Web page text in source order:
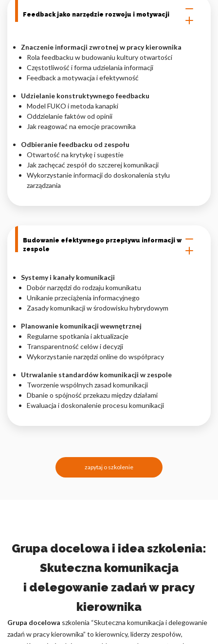
Feedback jako narzędzie rozwoju i motywacji
Znaczenie informacji zwrotnej w pracy kierownika
Rola feedbacku w budowaniu kultury otwartości
Częstotliwość i forma udzielania informacji
Feedback a motywacja i efektywność
Udzielanie konstruktywnego feedbacku
Model FUKO i metoda kanapki
Oddzielanie faktów od opinii
Jak reagować na emocje pracownika
Odbieranie feedbacku od zespołu
Otwartość na krytykę i sugestie
Jak zachęcać zespół do szczerej komunikacji
Wykorzystanie informacji do doskonalenia stylu
zarządzania
Budowanie efektywnego przepływu informacji w
zespole
Systemy i kanały komunikacji
Dobór narzędzi do rodzaju komunikatu
Unikanie przeciążenia informacyjnego
Zasady komunikacji w środowisku hybrydowym
Planowanie komunikacji wewnętrznej
Regularne spotkania i aktualizacje
Transparentność celów i decyzji
Wykorzystanie narzędzi online do współpracy
Utrwalanie standardów komunikacji w zespole
Tworzenie wspólnych zasad komunikacji
Dbanie o spójność przekazu między działami
Ewaluacja i doskonalenie procesu komunikacji
zapytaj o szkolenie
Grupa docelowa i idea szkolenia:
Skuteczna komunikacja
i delegowanie zadań w pracy
kierownika
Grupa docelowa szkolenia “Skuteczna komunikacja i delegowanie
zadań w pracy kierownika” to kierownicy, liderzy zespołów,